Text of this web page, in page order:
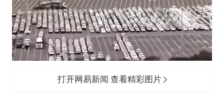
打开网易新闻 查看精彩图片